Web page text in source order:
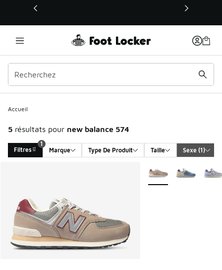
Ce lien s’ouvrira dans une nouvelle fenêtre
Accueil
5 résultats pour new balance 574
Filtres
1
Marque
Type De Produit Taille Sexe (1)
Plus de couleurs